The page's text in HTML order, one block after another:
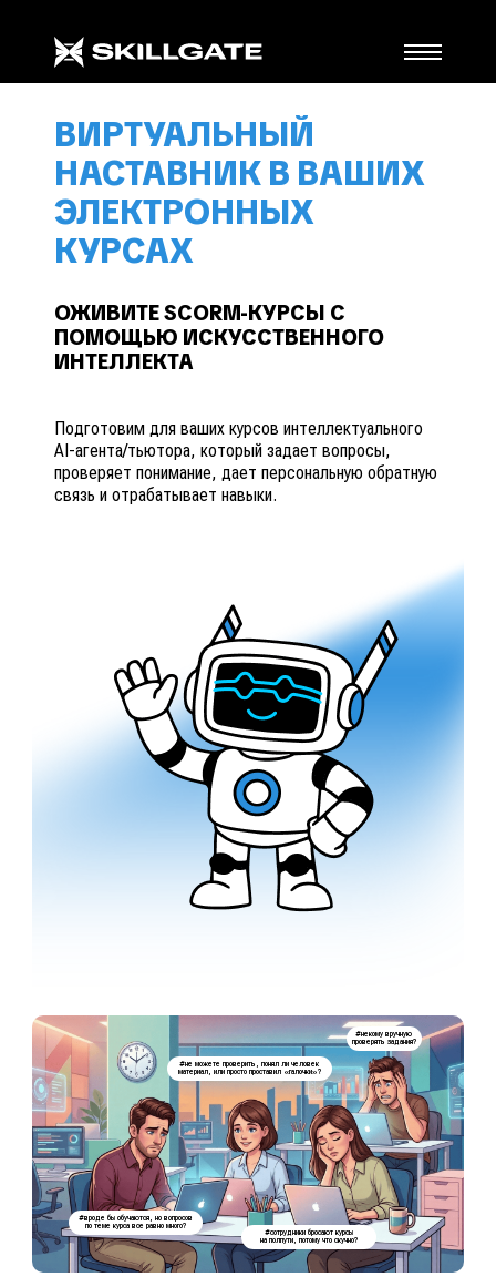
ВИРТУАЛЬНЫЙ
НАСТАВНИК В ВАШИХ
ЭЛЕКТРОННЫХ
КУРСАХ
ОЖИВИТЕ SCORM-КУРСЫ С
ПОМОЩЬЮ ИСКУССТВЕННОГО
ИНТЕЛЛЕКТА
Подготовим для ваших курсов интеллектуального
AI-агента/тьютора, который задает вопросы,
проверяет понимание, дает персональную обратную
связь и отрабатывает навыки.
#некому вручную
проверять задания?
#не можете проверить, понял ли человек
материал, или просто проставил «галочки»?
#вроде бы обучаются, но вопросов
по теме курса все равно много?
#сотрудники бросают курсы
на полпути, потому что скучно?